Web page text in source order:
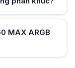
MAX ARGB